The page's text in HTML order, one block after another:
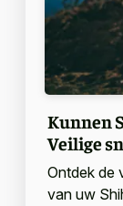
Kunnen
Veilige
Ontdek de
van uw